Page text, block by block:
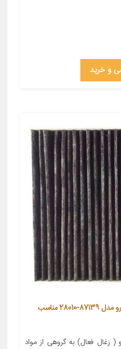
و خرید
فیلتر کربن فعال کابین خودرو مدل 87139-28010 مناسب
زغال فعال) به گروهی از مواد